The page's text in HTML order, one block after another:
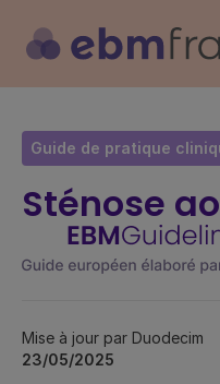
contenu
principal
Guide de pratique
Sténose
Mise à jour par Duodecim
23/05/2025